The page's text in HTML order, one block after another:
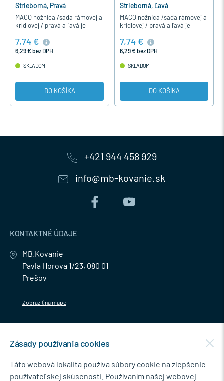
Strieborná, Pravá
MACO nožnica /sada rámovej a
krídlovej / pravá a ľavá je
jednokrídlové a dvojkrídlové
okná, plastové aj drevené…
7,74 €
6,29 € bez DPH
SKLADOM
DO KOŠÍKA
Strieborná, Ľavá
MACO nožnica /sada rámovej a
krídlovej / pravá a ľavá je
jednokrídlové a dvojkrídlové
okná, plastové aj drevené…
7,74 €
6,29 € bez DPH
SKLADOM
DO KOŠÍKA
+421 944 458 929
info@mb-kovanie.sk
KONTAKTNÉ ÚDAJE
MB.Kovanie
Pavla Horova 1/23, 080 01
Prešov
Zobraziť na mape
NEWSLETTER
Zásady používania cookies
Táto webová lokalita používa súbory cookie na zlepšenie
používateľskej skúsenosti. Používaním našej webovej